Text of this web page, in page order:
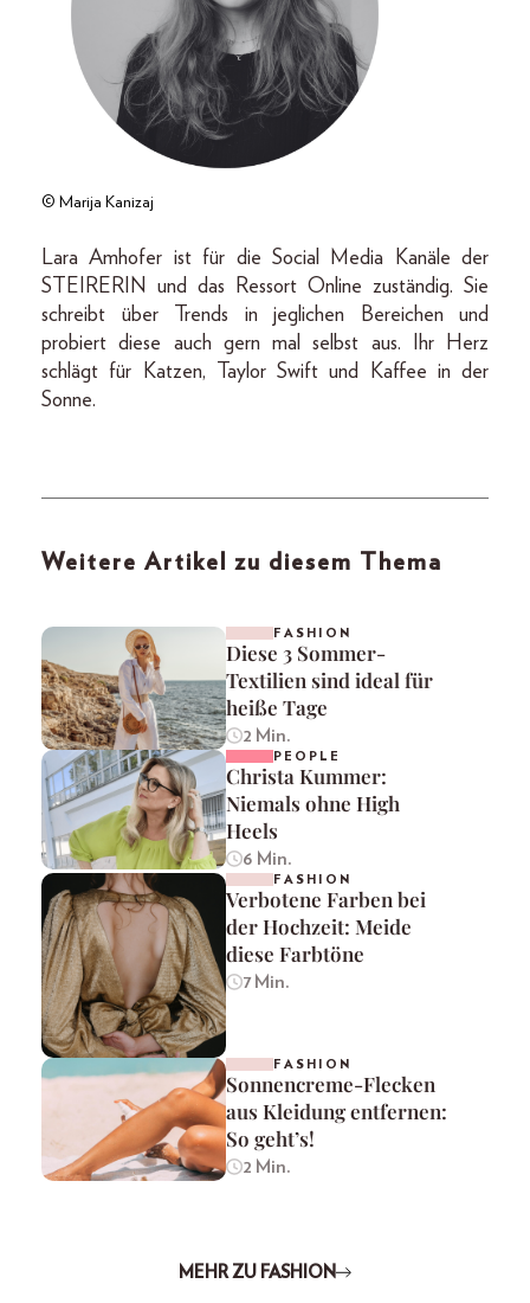
© Marija Kanizaj
Lara Amhofer ist für die Social Media Kanäle der
STEIRERIN und das Ressort Online zuständig. Sie
schreibt über Trends in jeglichen Bereichen und
probiert diese auch gern mal selbst aus. Ihr Herz
schlägt für Katzen, Taylor Swift und Kaffee in der
Sonne.
Weitere Artikel zu diesem Thema
FASHION
Diese 3 Sommer-
Textilien sind ideal für
heiße Tage
2 Min.
PEOPLE
Christa Kummer:
Niemals ohne High
Heels
6 Min.
FASHION
Verbotene Farben bei
der Hochzeit: Meide
diese Farbtöne
7 Min.
FASHION
Sonnencreme-Flecken
aus Kleidung entfernen:
So geht’s!
2 Min.
MEHR ZU FASHION